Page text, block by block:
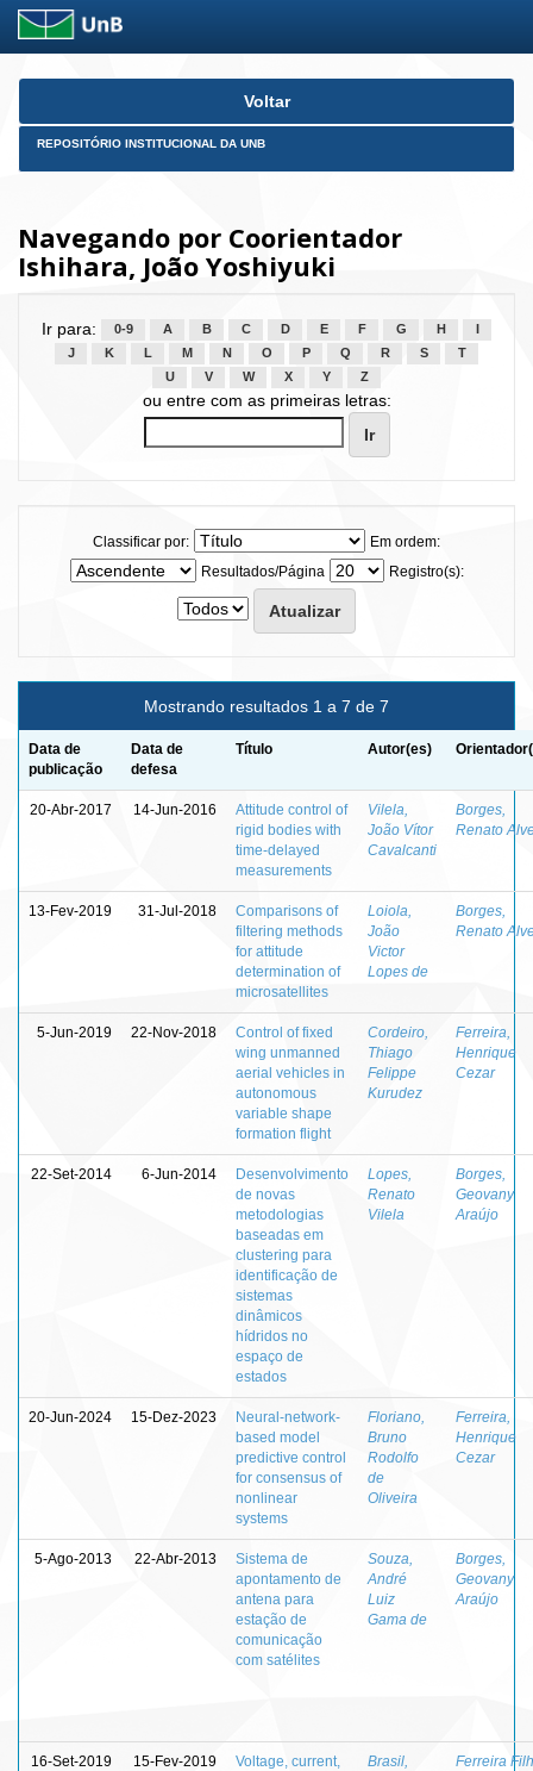
Skip
Voltar
REPOSITÓRIO INSTITUCIONAL DA UNB
Navegando por Coorientador
Ishihara, João Yoshiyuki
Ir para: 0-9 A B C D E F G H
J
K L M N O P Q R S
T
U
V W X Y Z
ou entre com as primeiras letras:
Classificar por:
Em ordem:
Resultados/Página
Registro(s):
Mostrando resultados 1 a 7 de 7
Data de
publicação
Data de
defesa
Título Autor(es)
20-Abr-2017 14-Jun-2016
Attitude control of
rigid bodies with
time-delayed
measurements
Vilela,
João Vítor
Cavalcanti
Borges,
Renato
13-Fev-2019 31-Jul-2018
Comparisons of
filtering methods
for attitude
determination of
microsatellites
Loiola,
João
Victor
Lopes de
Borges,
Renato
5-Jun-2019 22-Nov-2018
Control of fixed
wing unmanned
aerial vehicles in
autonomous
variable shape
formation flight
Cordeiro,
Thiago
Felippe
Kurudez
Ferreira,
Henrique
Cezar
22-Set-2014 6-Jun-2014
Desenvolvimento
de novas
metodologias
baseadas em
clustering para
identificação de
sistemas
dinâmicos
hídridos no
espaço de
estados
Lopes,
Renato
Vilela
Borges,
Geovany
Araújo
20-Jun-2024 15-Dez-2023
Neural-network-
based model
predictive control
for consensus of
nonlinear
systems
Floriano,
Bruno
Rodolfo
de
Oliveira
Ferreira,
Henrique
Cezar
5-Ago-2013 22-Abr-2013
Sistema de
apontamento de
antena para
estação de
comunicação
com satélites
Souza,
André
Luiz
Gama de
Borges,
Geovany
Araújo
16-Set-2019 15-Fev-2019
Voltage, current,
Brasil,
Ferreira